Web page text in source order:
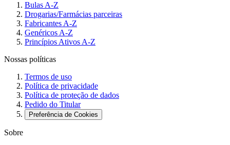
Bulas A-Z
Drogarias/Farmácias parceiras
Fabricantes A-Z
Genéricos A-Z
Princípios Ativos A-Z
Nossas políticas
Termos de uso
Política de privacidade
Política de proteção de dados
Pedido do Titular
Preferência de Cookies
Sobre